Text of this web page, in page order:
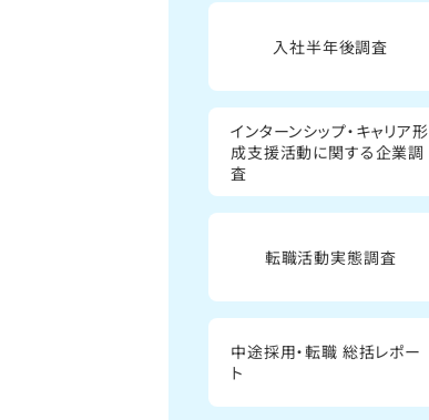
入社半年後調査
インターンシップ・キャリア形
成支援活動に関する企業調
査
転職活動実態調査
中途採用・転職 総括レポー
ト